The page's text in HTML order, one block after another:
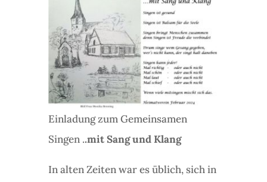
Einladung zum Gemeinsamen
Singen ..mit Sang und Klang
In alten Zeiten war es üblich, sich in